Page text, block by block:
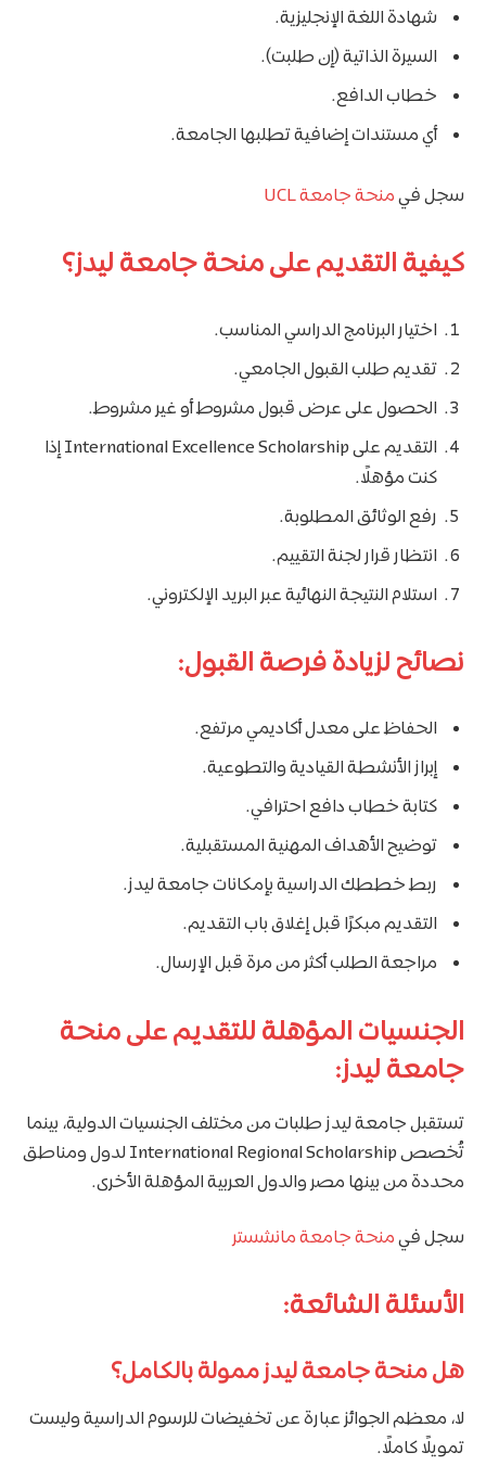
شهادة اللغة الإنجليزية.
السيرة الذاتية (إن طلبت).
خطاب الدافع.
أي مستندات إضافية تطلبها الجامعة.
سجل فيمنحة جامعة UCL
كيفية التقديم على منحة جامعة ليدز؟
اختيار البرنامج الدراسي المناسب.
تقديم طلب القبول الجامعي.
الحصول على عرض قبول مشروط أو غير مشروط.
التقديم على International Excellence Scholarship إذا
كنت مؤهلًا.
رفع الوثائق المطلوبة.
انتظار قرار لجنة التقييم.
استلام النتيجة النهائية عبر البريد الإلكتروني.
نصائح لزيادة فرصة القبول:
الحفاظ على معدل أكاديمي مرتفع.
إبراز الأنشطة القيادية والتطوعية.
كتابة خطاب دافع احترافي.
توضيح الأهداف المهنية المستقبلية.
ربط خططك الدراسية بإمكانات جامعة ليدز.
التقديم مبكرًا قبل إغلاق باب التقديم.
مراجعة الطلب أكثر من مرة قبل الإرسال.
الجنسيات المؤهلة للتقديم على منحة
جامعة ليدز:
تستقبل جامعة ليدز طلبات من مختلف الجنسيات الدولية، بينما
تُخصص International Regional Scholarship لدول ومناطق
محددة من بينها مصر والدول العربية المؤهلة الأخرى.
سجل فيمنحة جامعة مانشستر
الأسئلة الشائعة:
هل منحة جامعة ليدز ممولة بالكامل؟
لا، معظم الجوائز عبارة عن تخفيضات للرسوم الدراسية وليست
تمويلًا كاملًا.